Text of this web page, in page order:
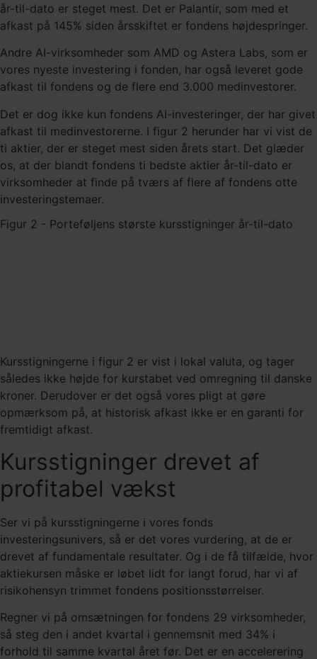
år-til-dato er steget mest. Det er Palantir, som med et
afkast på 145% siden årsskiftet er fondens højdespringer.
Andre AI-virksomheder som AMD og Astera Labs, som er
vores nyeste investering i fonden, har også leveret gode
afkast til fondens og de flere end 3.000 medinvestorer.
Det er dog ikke kun fondens AI-investeringer, der har givet
afkast til medinvestorerne. I figur 2 herunder har vi vist de
ti aktier, der er steget mest siden årets start. Det glæder
os, at der blandt fondens ti bedste aktier år-til-dato er
virksomheder at finde på tværs af flere af fondens otte
investeringstemaer.
Figur 2 - Porteføljens største kursstigninger år-til-dato
Kursstigningerne i figur 2 er vist i lokal valuta, og tager
således ikke højde for kurstabet ved omregning til danske
kroner. Derudover er det også vores pligt at gøre
opmærksom på, at historisk afkast ikke er en garanti for
fremtidigt afkast.
Kursstigninger drevet af
profitabel vækst
Ser vi på kursstigningerne i vores fonds
investeringsunivers, så er det vores vurdering, at de er
drevet af fundamentale resultater. Og i de få tilfælde, hvor
aktiekursen måske er løbet lidt for langt forud, har vi af
risikohensyn trimmet fondens positionsstørrelser.
Regner vi på omsætningen for fondens 29 virksomheder,
så steg den i andet kvartal i gennemsnit med 34% i
forhold til samme kvartal året før. Det er en accelerering